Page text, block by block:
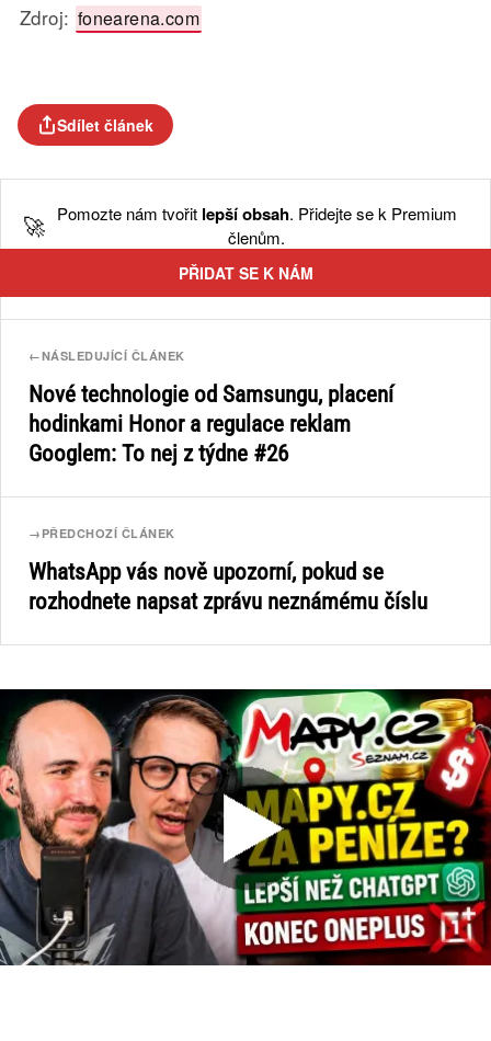
Zdroj: fonearena.com
Sdílet článek
🚀 Pomozte nám tvořit lepší obsah. Přidejte se k Premium
členům.
PŘIDAT SE K NÁM
←NÁSLEDUJÍCÍ ČLÁNEK
Nové technologie od Samsungu, placení
hodinkami Honor a regulace reklam
Googlem: To nej z týdne #26
→ PŘEDCHOZÍ ČLÁNEK
WhatsApp vás nově upozorní, pokud se
rozhodnete napsat zprávu neznámému číslu